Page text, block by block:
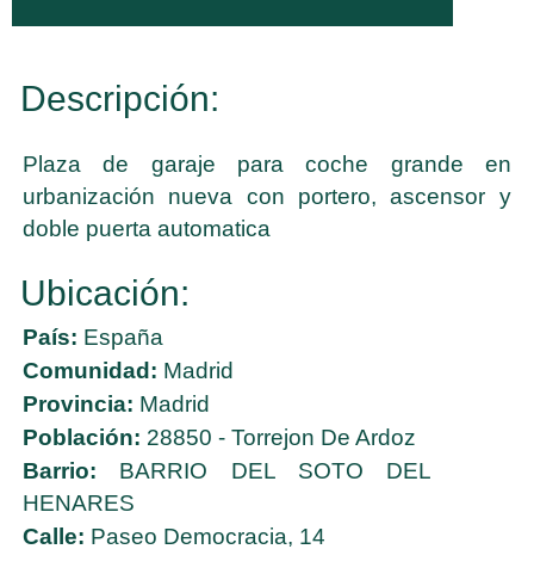
Descripción:
Plaza de garaje para coche grande en
urbanización nueva con portero, ascensor y
doble puerta automatica
Ubicación:
País: España
Comunidad: Madrid
Provincia: Madrid
Población: 28850 - Torrejon De Ardoz
Barrio: BARRIO DEL SOTO DEL
HENARES
Calle: Paseo Democracia, 14